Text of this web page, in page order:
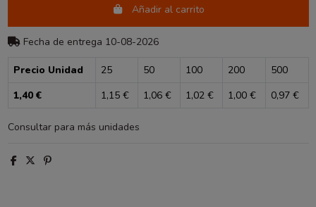
Añadir al carrito
Fecha de entrega 10-08-2026
Precio Unidad 25 50 100 200
500
1,40 €
1,15 € 1,06 € 1,02 € 1,00 € 0,97 €
Consultar para más unidades